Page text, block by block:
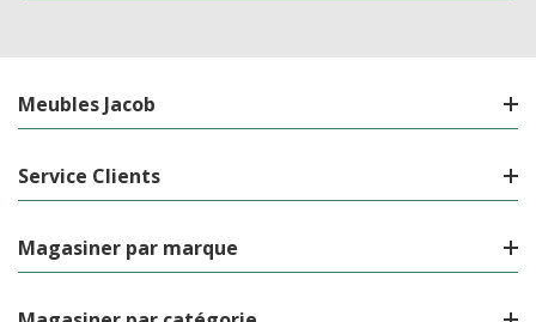
Meubles Jacob
Service Clients
Magasiner par marque